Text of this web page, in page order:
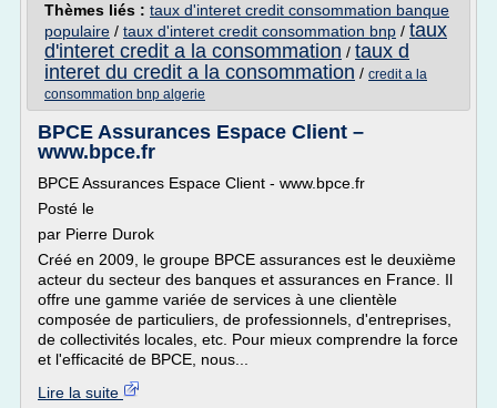
Thèmes liés : taux d'interet credit consommation banque
populaire / taux d'interet credit consommation bnp / taux
d'interet credit a la consommation / taux d
interet du credit a la consommation / credit a la
consommation bnp algerie
BPCE Assurances Espace Client –
www.bpce.fr
BPCE Assurances Espace Client - www.bpce.fr
Posté le
par Pierre Durok
Créé en 2009, le groupe BPCE assurances est le deuxième
acteur du secteur des banques et assurances en France. Il
offre une gamme variée de services à une clientèle
composée de particuliers, de professionnels, d'entreprises,
de collectivités locales, etc. Pour mieux comprendre la force
et l'efficacité de BPCE, nous...
Lire la suite